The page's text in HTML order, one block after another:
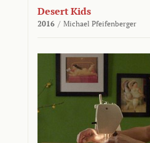
Desert Kids
2016 / Michael Pfeifenberger